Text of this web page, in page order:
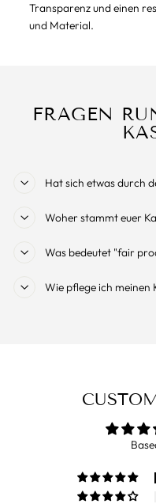
Transparenz und einen
und Material.
FRAGEN
Hat sich etwas durch
Woher stammt euer
Was bedeutet "fair
Wie pflege ich meinen